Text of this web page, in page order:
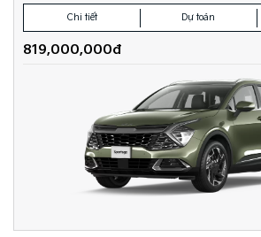
Chi tiết Dự toán
819,000,000đ